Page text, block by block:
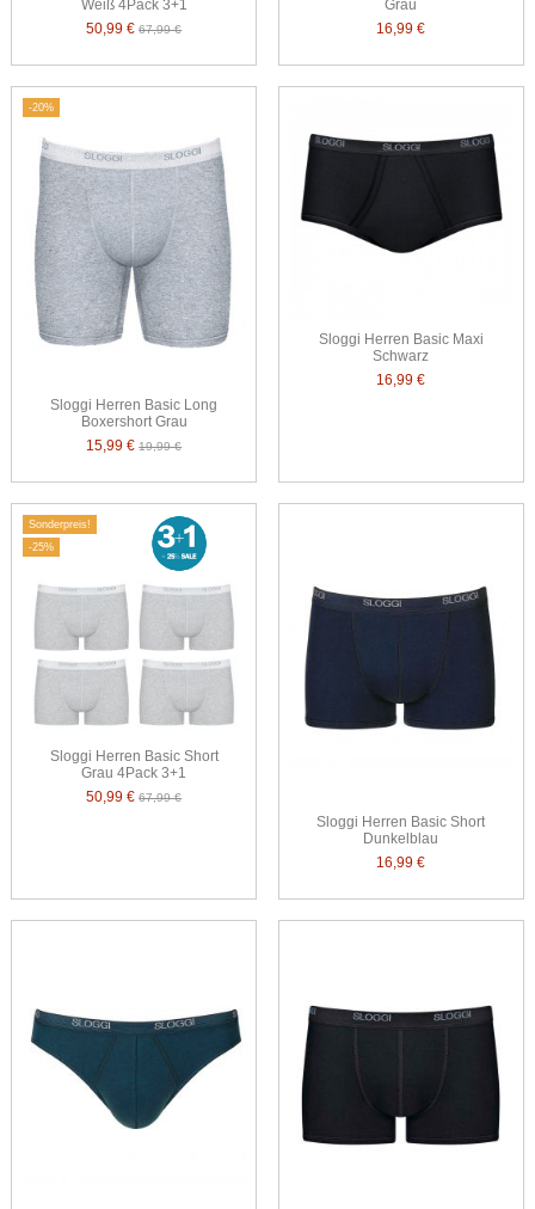
Weiß 4Pack 3+1
50,99 €67,99 €
Grau
16,99 €
-20%
Sloggi Herren Basic Long
Boxershort Grau
15,99 €19,99 €
Sloggi Herren Basic Maxi
Schwarz
16,99 €
Sonderpreis!
-25%
Sloggi Herren Basic Short
Grau 4Pack 3+1
50,99 €67,99 €
Sloggi Herren Basic Short
Dunkelblau
16,99 €